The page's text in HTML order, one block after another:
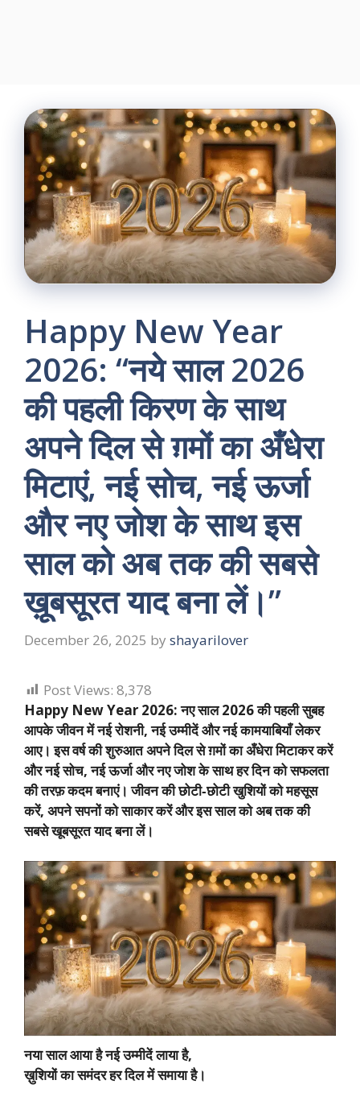
Happy New Year
2026: “नये साल 2026
की पहली किरण के साथ
अपने दिल से ग़मों का अँधेरा
मिटाएं, नई सोच, नई ऊर्जा
और नए जोश के साथ इस
साल को अब तक की सबसे
ख़ूबसूरत याद बना लें।”
December 26, 2025 by shayarilover
Post Views: 8,378
Happy New Year 2026: नए साल 2026 की पहली सुबह
आपके जीवन में नई रोशनी, नई उम्मीदें और नई कामयाबियाँ लेकर
आए। इस वर्ष की शुरुआत अपने दिल से ग़मों का अँधेरा मिटाकर करें
और नई सोच, नई ऊर्जा और नए जोश के साथ हर दिन को सफलता
की तरफ़ कदम बनाएं। जीवन की छोटी‑छोटी खुशियों को महसूस
करें, अपने सपनों को साकार करें और इस साल को अब तक की
सबसे खूबसूरत याद बना लें।
नया साल आया है नई उम्मीदें लाया है,
ख़ुशियों का समंदर हर दिल में समाया है।